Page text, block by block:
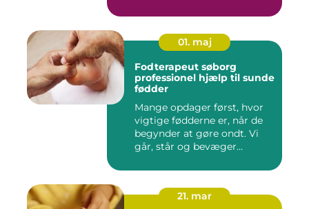
01. maj
Fodterapeut søborg
professionel hjælp til sunde
fødder
Mange opdager først, hvor
vigtige fødderne er, når de
begynder at gøre ondt. Vi
går, står og bevæger...
21. mar